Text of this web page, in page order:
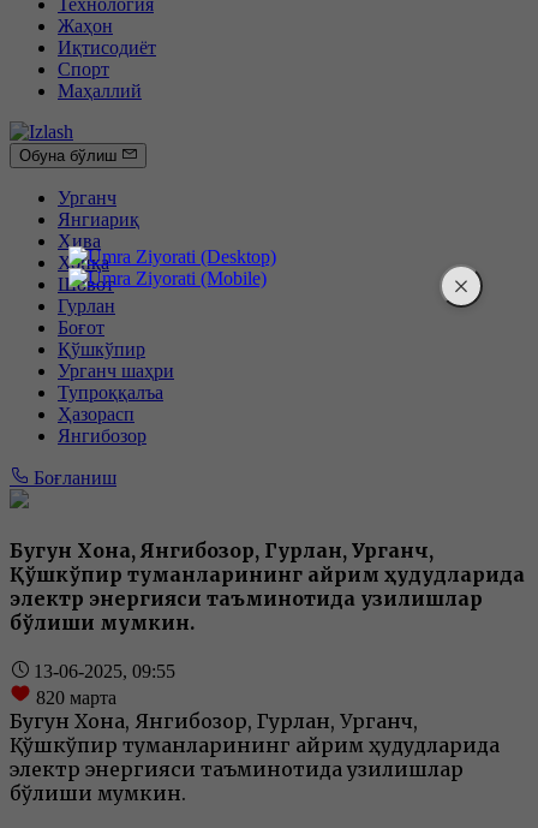
Жаҳон
Иқтисодиёт
Спорт
Маҳаллий
Обуна бўлиш
Урганч
Янгиариқ
Хива
Хонқа
Шовот
Гурлан
Боғот
Қўшкўпир
Урганч шаҳри
Тупроққалъа
Ҳазорасп
Янгибозор
Боғланиш
Бугун Хонқа, Янгибозор, Гурлан, Урганч,
Қўшкўпир туманларининг айрим ҳудудларида
электр энергияси таъминотида узилишлар
бўлиши мумкин.
13-06-2025, 09:55
820 марта
Бугун Хонқа, Янгибозор, Гурлан, Урганч,
Қўшкўпир туманларининг айрим ҳудудларида
электр энергияси таъминотида узилишлар
бўлиши мумкин.